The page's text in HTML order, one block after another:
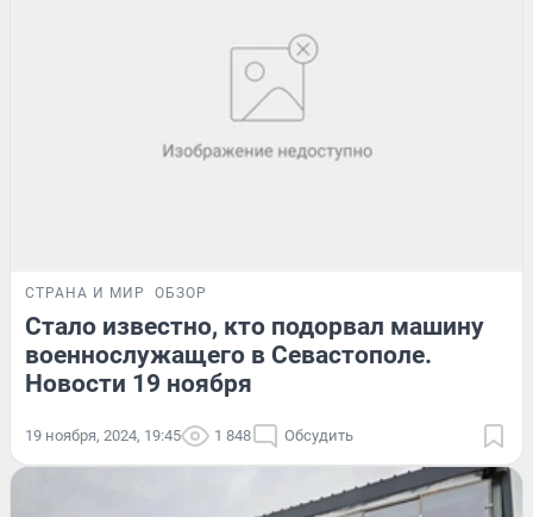
СТРАНА И МИР ОБЗОР
Стало известно, кто подорвал машину
военнослужащего в Севастополе.
Новости 19 ноября
19 ноября, 2024, 19:45 1 848 Обсудить